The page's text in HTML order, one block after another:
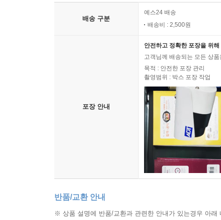
배송 구분
예스24 배송
배송비 : 2,500원
포장 안내
안전하고 정확한 포장을 위
고객님께 배송되는 모든 상
목적 : 안전한 포장 관리
촬영범위 : 박스 포장 작업
반품/교환 안내
※ 상품 설명에 반품/교환과 관련한 안내가 있는경우 아